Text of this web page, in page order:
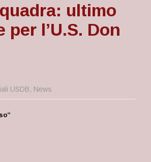
ultimo
per l’U.S. Don
USDB, News